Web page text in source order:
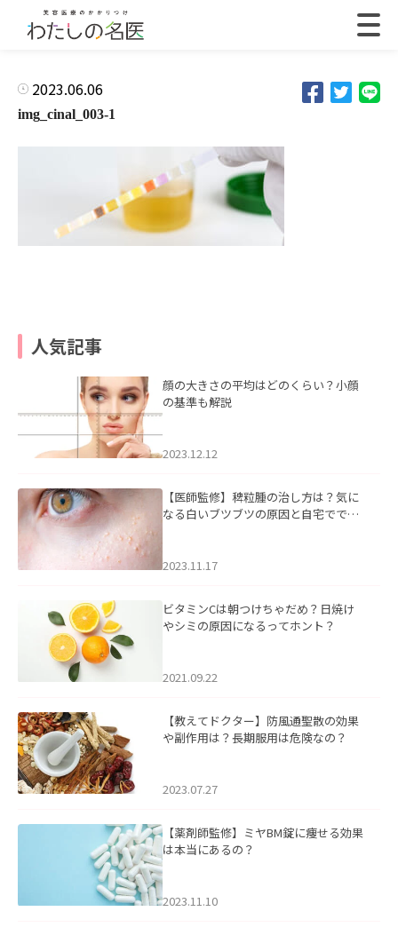
2023.06.06
img_cinal_003-1
人気記事
顔の大きさの平均はどのくらい？小顔
の基準も解説
2023.12.12
【医師監修】稗粒腫の治し方は？気に
なる白いブツブツの原因と自宅ででき
2023.11.17
ビタミンCは朝つけちゃだめ？日焼け
やシミの原因になるってホント？
2021.09.22
【教えてドクター】防風通聖散の効果
や副作用は？長期服用は危険なの？
2023.07.27
【薬剤師監修】ミヤBM錠に痩せる効果
は本当にあるの？
2023.11.10